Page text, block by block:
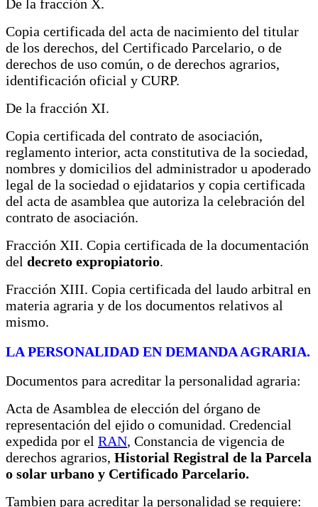
De la fracción X.
Copia certificada del acta de nacimiento del titular
de los derechos, del Certificado Parcelario, o de
derechos de uso común, o de derechos agrarios,
identificación oficial y CURP.
De la fracción XI.
Copia certificada del contrato de asociación,
reglamento interior, acta constitutiva de la sociedad,
nombres y domicilios del administrador u apoderado
legal de la sociedad o ejidatarios y copia certificada
del acta de asamblea que autoriza la celebración del
contrato de asociación.
Fracción XII. Copia certificada de la documentación
del decreto expropiatorio.
Fracción XIII. Copia certificada del laudo arbitral en
materia agraria y de los documentos relativos al
mismo.
LA PERSONALIDAD EN DEMANDA AGRARIA.
Documentos para acreditar la personalidad agraria:
Acta de Asamblea de elección del órgano de
representación del ejido o comunidad. Credencial
expedida por el RAN, Constancia de vigencia de
derechos agrarios, Historial Registral de la Parcela
o solar urbano y Certificado Parcelario.
Tambien para acreditar la personalidad se requiere: